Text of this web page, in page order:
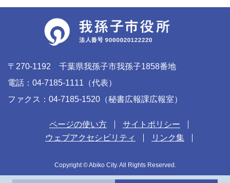
〒270-1192 千葉県我孫子市我孫子1858番地
電話：04-7185-1111（代表）
ファクス：04-7185-1520（秘書広報課広報室）
ページの使い方
サイトポリシー
ウェブアクセシビリティ
リンク集
Copyright © Abiko City. All Rights Reserved.